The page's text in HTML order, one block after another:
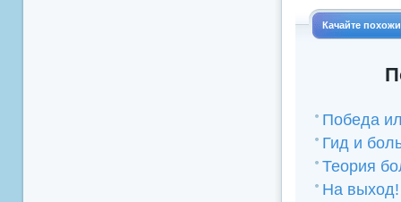
Качайте
Победа
Гид и
Теория
На выход!